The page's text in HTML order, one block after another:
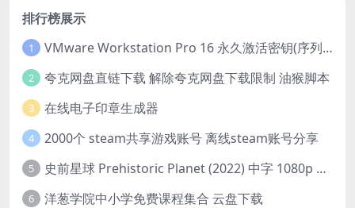
排行榜展示
1 VMware Workstation Pro 16 永久激活密钥(序列号)
2 夸克网盘直链下载 解除夸克网盘下载限制 油猴脚本
3 在线电子印章生成器
4 2000个 steam共享游戏账号 离线steam账号分享
5 史前星球 Prehistoric Planet (2022) 中字 1080p 高清 阿里云盘 2022.5.27已更新全集
6 洋葱学院中小学免费课程集合 云盘下载